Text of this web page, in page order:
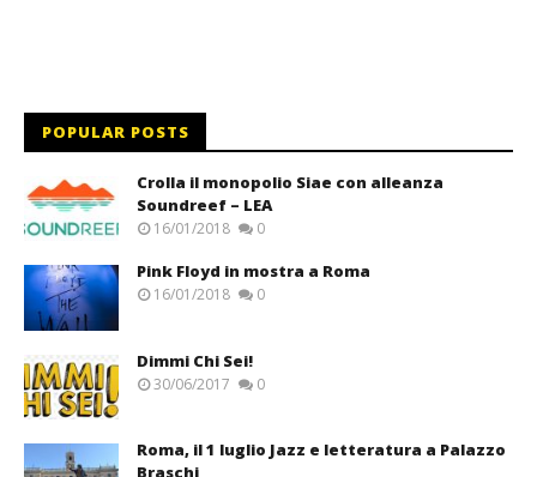
POPULAR POSTS
Crolla il monopolio Siae con alleanza
Soundreef – LEA
16/01/2018 0
Pink Floyd in mostra a Roma
16/01/2018 0
Dimmi Chi Sei!
30/06/2017 0
Roma, il 1 luglio Jazz e letteratura a Palazzo
Braschi